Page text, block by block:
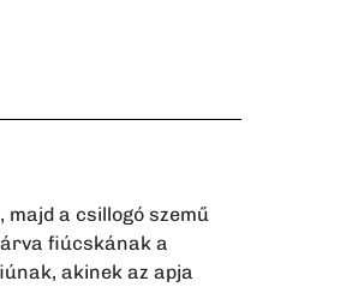
a csillogó szemű
fiúcskának a
akinek az apja